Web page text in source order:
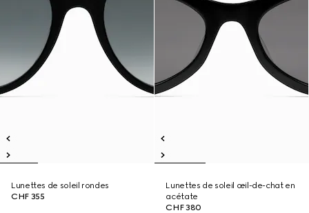
Lunettes de soleil rondes
CHF 355
Lunettes de soleil œil-de-chat en
acétate
CHF 380